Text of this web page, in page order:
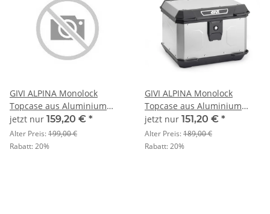
GIVI ALPINA Monolock
Topcase aus Aluminium
natur, 44 Liter, mit
Universalplatte und
Montagekit
jetzt nur 159,20 € *
Alter Preis:199,00 €
Rabatt:20%
GIVI ALPINA Monolock
Topcase aus Aluminium
natur, 44 Liter, mit
Universalplatte und
Montagekit
jetzt nur 151,20 € *
Alter Preis:189,00 €
Rabatt:20%